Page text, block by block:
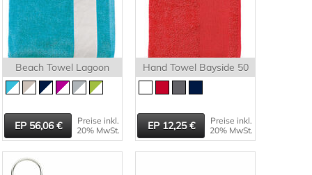
Beach Towel Lagoon
56,06
Preise inkl.
20% MwSt.
Hand Towel Bayside 50
12,25
Preise inkl.
20% MwSt.